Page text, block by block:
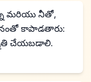
మరియు నీతో,
కాపాడతారు:
చేయబడాలి.